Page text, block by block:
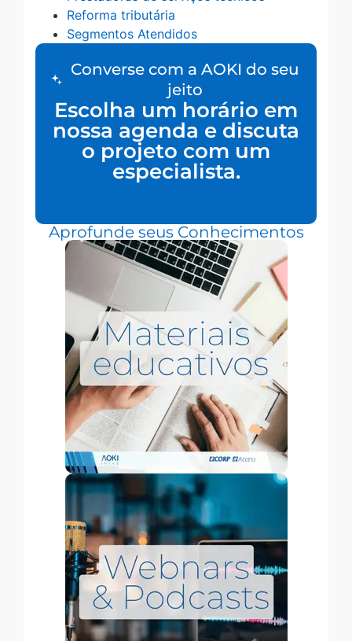
Reforma tributária
Segmentos Atendidos
Converse com a AOKI do seu
jeito
Escolha um horário em
nossa agenda e discuta
o projeto com um
especialista.
Aprofunde seus Conhecimentos